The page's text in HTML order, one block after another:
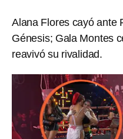
Alana Flores cayó ante
Génesis; Gala Montes
reavivó su rivalidad.